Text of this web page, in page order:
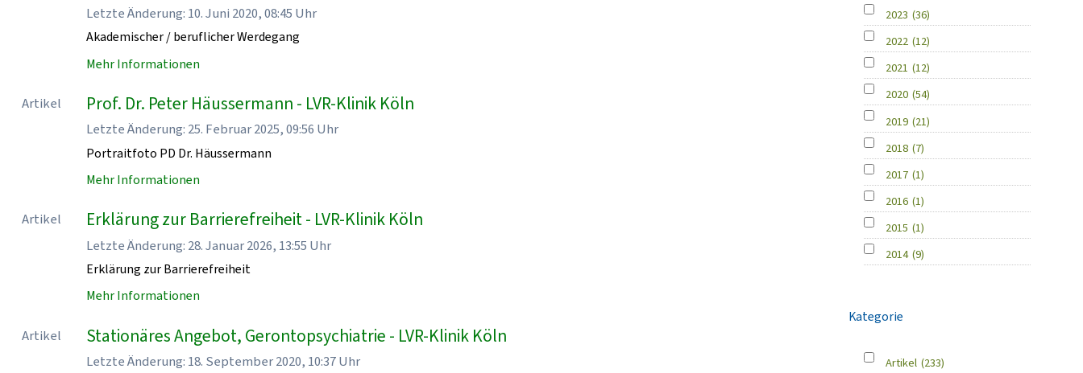
Letzte Änderung: 10. Juni 2020, 08:45 Uhr
Akademischer / beruflicher Werdegang
Mehr Informationen
Artikel Prof. Dr. Peter Häussermann - LVR-Klinik Köln
Letzte Änderung: 25. Februar 2025, 09:56 Uhr
Portraitfoto PD Dr. Häussermann
Mehr Informationen
Artikel Erklärung zur Barrierefreiheit - LVR-Klinik Köln
Letzte Änderung: 28. Januar 2026, 13:55 Uhr
Erklärung zur Barrierefreiheit
Mehr Informationen
Artikel Stationäres Angebot, Gerontopsychiatrie - LVR-Klinik Köln
Letzte Änderung: 18. September 2020, 10:37 Uhr
2023 (36)
2022 (12)
2021 (12)
2020 (54)
2019 (21)
2018 (7)
2017 (1)
2016 (1)
2015 (1)
2014 (9)
Kategorie
Artikel (233)